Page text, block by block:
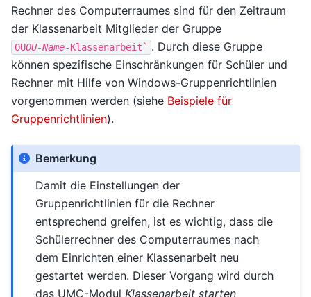
Rechner des Computerraumes sind für den Zeitraum
der Klassenarbeit Mitglieder der Gruppe
OUOU-Name-Klassenarbeit` . Durch diese Gruppe
können spezifische Einschränkungen für Schüler und
Rechner mit Hilfe von Windows-Gruppenrichtlinien
vorgenommen werden (siehe Beispiele für
Gruppenrichtlinien).
Bemerkung
Damit die Einstellungen der
Gruppenrichtlinien für die Rechner
entsprechend greifen, ist es wichtig, dass die
Schülerrechner des Computerraumes nach
dem Einrichten einer Klassenarbeit neu
gestartet werden. Dieser Vorgang wird durch
das UMC-ModulKlassenarbeit starten